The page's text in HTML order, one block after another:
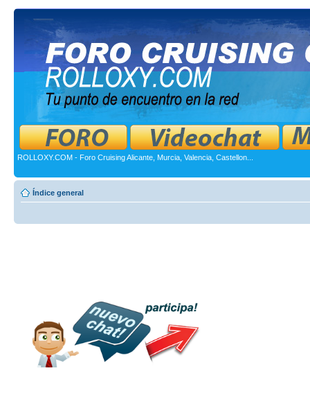
ROLLOXY.COM - Foro Cruising Alicante, Murcia, Valencia, Castellon...
Índice general